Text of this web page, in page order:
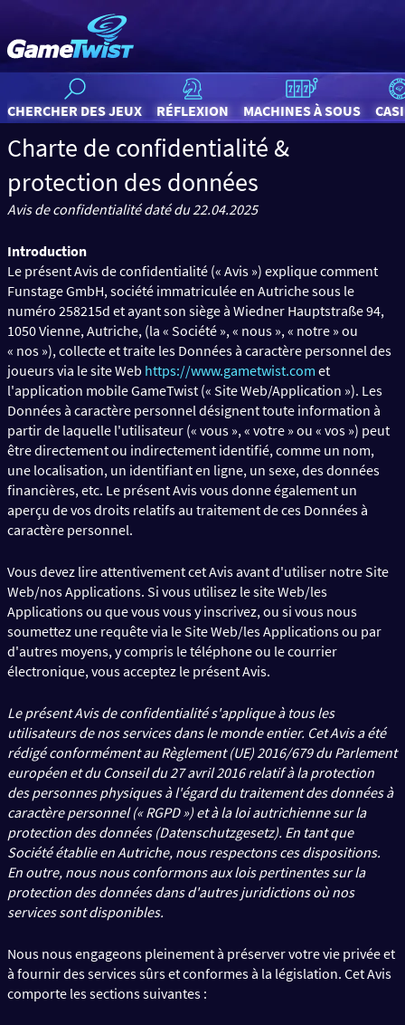
CHERCHER DES JEUX RÉFLEXION MACHINES À SOUS
Charte de confidentialité &
protection des données
Avis de confidentialité daté du22.04.2025
Introduction
Le présent Avis de confidentialité (« Avis ») explique comment
Funstage GmbH, société immatriculée en Autriche sous le
numéro 258215d et ayant son siège à Wiedner Hauptstraße 94,
1050 Vienne, Autriche, (la « Société », « nous », « notre » ou
« nos »), collecte et traite les Données à caractère personnel des
joueurs via le site Web https://www.gametwist.com et
l'application mobile GameTwist (« Site Web/Application »). Les
Données à caractère personnel désignent toute information à
partir de laquelle l'utilisateur (« vous », « votre » ou « vos ») peut
être directement ou indirectement identifié, comme un nom,
une localisation, un identifiant en ligne, un sexe, des données
financières, etc. Le présent Avis vous donne également un
aperçu de vos droits relatifs au traitement de ces Données à
caractère personnel.
Vous devez lire attentivement cet Avis avant d'utiliser notre Site
Web/nos Applications. Si vous utilisez le site Web/les
Applications ou que vous vous y inscrivez, ou si vous nous
soumettez une requête via le Site Web/les Applications ou par
d'autres moyens, y compris le téléphone ou le courrier
électronique, vous acceptez le présent Avis.
Le présent Avis de confidentialité s'applique à tous les
utilisateurs de nos services dans le monde entier. Cet Avis a été
rédigé conformément au Règlement (UE) 2016/679 du Parlement
européen et du Conseil du 27 avril 2016 relatif à la protection
des personnes physiques à l'égard du traitement des données à
caractère personnel (« RGPD ») et à la loi autrichienne sur la
protection des données (Datenschutzgesetz). En tant que
Société établie en Autriche, nous respectons ces dispositions.
En outre, nous nous conformons aux lois pertinentes sur la
protection des données dans d'autres juridictions où nos
services sont disponibles.
Nous nous engageons pleinement à préserver votre vie privée et
à fournir des services sûrs et conformes à la législation. Cet Avis
comporte les sections suivantes :